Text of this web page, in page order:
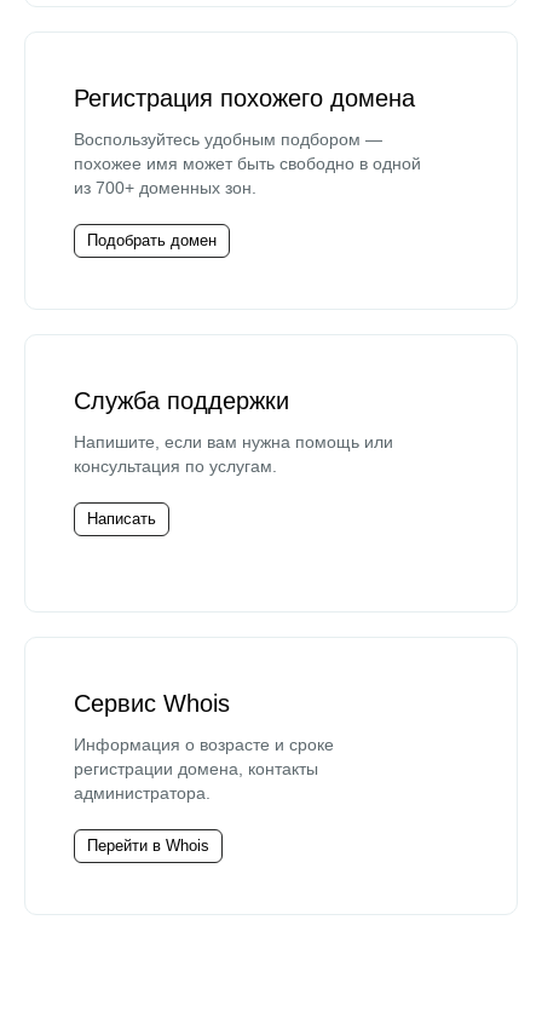
Регистрация похожего домена
Воспользуйтесь удобным подбором —
похожее имя может быть свободно в одной
из 700+ доменных зон.
Подобрать домен
Служба поддержки
Напишите, если вам нужна помощь или
консультация по услугам.
Написать
Сервис Whois
Информация о возрасте и сроке
регистрации домена, контакты
администратора.
Перейти в Whois